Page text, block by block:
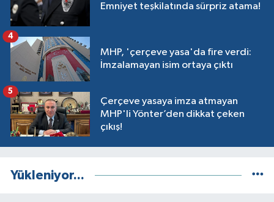
Emniyet teşkilatında sürpriz atama!
MHP, 'çerçeve yasa'da fire verdi:
İmzalamayan isim ortaya çıktı
4
Çerçeve yasaya imza atmayan
MHP'li Yönter’den dikkat çeken
çıkış!
5
Yükleniyor...